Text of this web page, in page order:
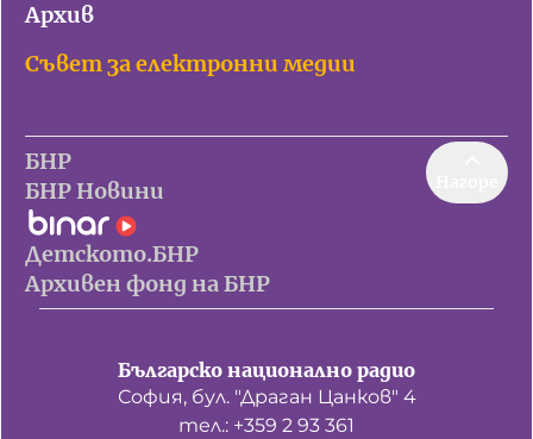
Архив
Съвет за електронни медии
БНР
БНР Новини
Детското.БНР
Архивен фонд на БНР
Българско национално радио
София, бул. "Драган Цанков" 4
тел.: +359 2 93 361